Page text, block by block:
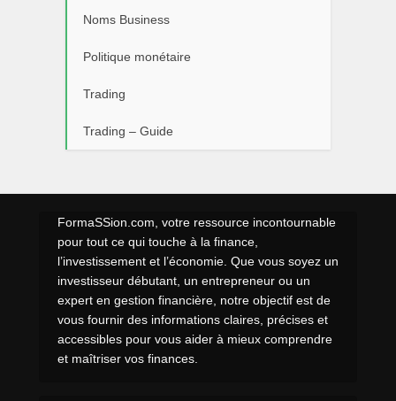
Noms Business
Politique monétaire
Trading
Trading – Guide
FormaSSion.com, votre ressource incontournable
pour tout ce qui touche à la finance,
l’investissement et l’économie. Que vous soyez un
investisseur débutant, un entrepreneur ou un
expert en gestion financière, notre objectif est de
vous fournir des informations claires, précises et
accessibles pour vous aider à mieux comprendre
et maîtriser vos finances.